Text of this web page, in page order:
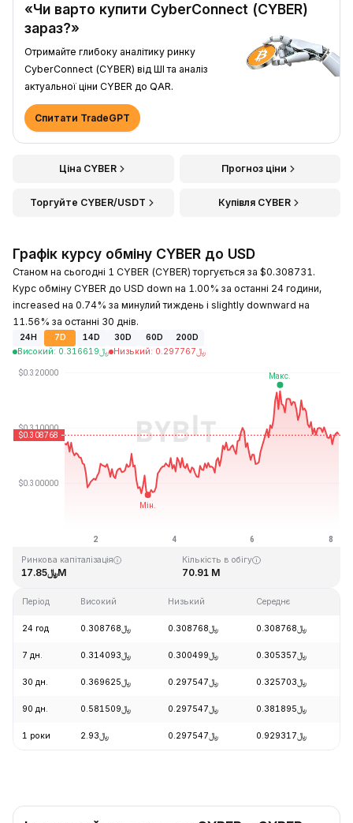
«Чи варто купити CyberConnect (CYBER)
зараз?»
Отримайте глибоку аналітику ринку
CyberConnect (CYBER) від ШІ та аналіз
актуальної ціни CYBER до QAR.
Спитати TradeGPT
Ціна CYBER Прогноз ціни
Торгуйте CYBER/USDT Купівля CYBER
Графік курсу обміну CYBER до USD
Станом на сьогодні 1 CYBER (CYBER) торгується за $0.308731.
Курс обміну CYBER до USD down на 1.00% за останні 24 години,
increased на 0.74% за минулий тиждень і slightly downward на
11.56% за останні 30 днів.
24H 7D 14D 30D 60D
200D
Високий: ﷼0.316619 Низький: ﷼ 0.297767
Останнє оновлення: 2026-08-08, 04:32 GMT+0
Ринкова капіталізація
﷼17.85M
Кількість в обігу
70.91 M
Період Високий Низький Середнє
24 год ﷼0.308768 ﷼0.308768 ﷼0.308768
7 дн. ﷼0.314093 ﷼0.300499 ﷼0.305357
30 дн. ﷼0.369625 ﷼0.297547 ﷼0.325703
90 дн. ﷼0.581509 ﷼0.297547 ﷼0.381895
1 роки ﷼2.93 ﷼0.297547 ﷼0.929317